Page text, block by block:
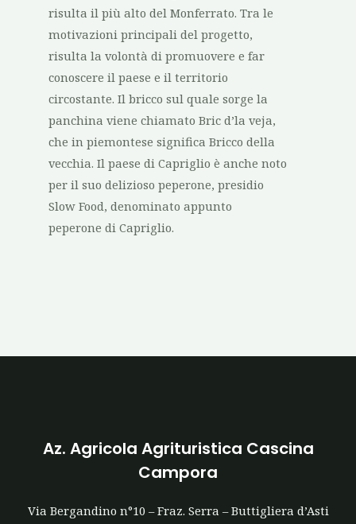
risulta il più alto del Monferrato. Tra le
motivazioni principali del progetto,
risulta la volontà di promuovere e far
conoscere il paese e il territorio
circostante. Il bricco sul quale sorge la
panchina viene chiamato Bric d’la veja,
che in piemontese significa Bricco della
vecchia. Il paese di Capriglio è anche noto
per il suo delizioso peperone, presidio
Slow Food, denominato appunto
peperone di Capriglio.
Az. Agricola Agrituristica Cascina
Campora
Via Bergandino n°10 – Fraz. Serra – Buttigliera d’Asti